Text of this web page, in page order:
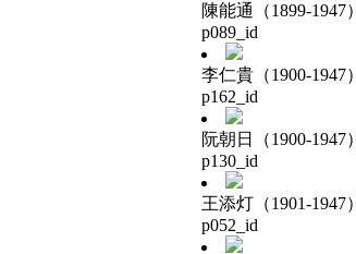
陳能通（1899-1947）
p089_id
李仁貴（1900-1947）
p162_id
阮朝日（1900-1947）
p130_id
王添灯（1901-1947）
p052_id